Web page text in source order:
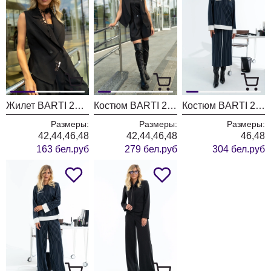
Жилет BARTI 24-042
Размеры:
42,44,46,48
163 бел.руб
Костюм BARTI 24-210
Размеры:
42,44,46,48
279 бел.руб
Костюм BARTI 24-13
Размеры:
46,48
304 бел.руб